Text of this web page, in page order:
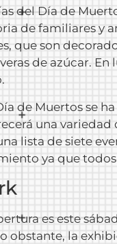
del Día de
de familiares y
que son
de azúcar.
de Muertos se
una
lista de siete
ya que
es este
obstante, la